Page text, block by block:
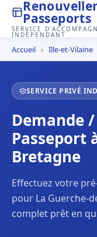
Passeports
SERVICE
INDÉPENDANT
Accueil › Ille-et-Vilaine
SERVICE PRIVÉ
Demande
Passeport
Bretagne
Effectuez votre
pour La Guerche-
complet prêt en